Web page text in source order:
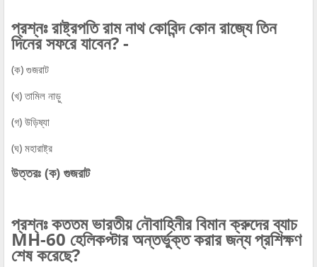
প্রশ্নঃ রাষ্ট্রপতি রাম নাথ কোবিন্দ কোন রাজ্যে তিন
দিনের সফরে যাবেন? -
(ক) গুজরাট
(খ) তামিল নাড়ু
(গ) উড়িষ্যা
(ঘ) মহারাষ্ট্র
উত্তরঃ (ক) গুজরাট
প্রশ্নঃ কততম ভারতীয় নৌবাহিনীর বিমান ক্রুদের ব্যাচ
MH-60 হেলিকপ্টার অন্তর্ভুক্ত করার জন্য প্রশিক্ষণ
শেষ করেছে?